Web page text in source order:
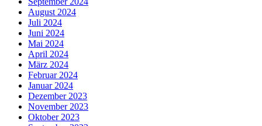
August 2024
Juli 2024
Juni 2024
Mai 2024
April 2024
März 2024
Februar 2024
Januar 2024
Dezember 2023
November 2023
Oktober 2023